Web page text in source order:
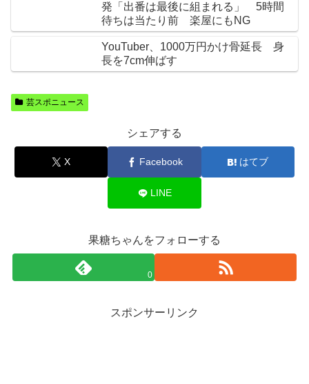
発「出番は最後に組まれる」 5時間
待ちは当たり前 楽屋にもNG
YouTuber、1000万円かけ骨延長 身
長を7cm伸ばす
芸スポニュース
シェアする
X Facebook はてブ
LINE
果糖ちゃんをフォローする
0
スポンサーリンク